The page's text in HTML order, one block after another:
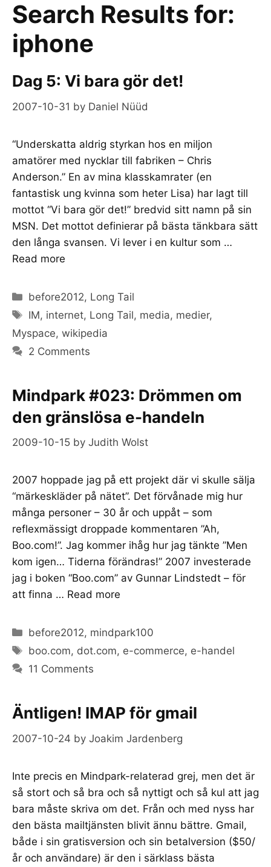
Search Results for:
iphone
Dag 5: Vi bara gör det!
2007-10-31 by Daniel Nüüd
“Underskatta aldrig styrkan hos en miljon
amatörer med nycklar till fabriken – Chris
Anderson.” En av mina klasskamrater (en
fantastisk ung kvinna som heter Lisa) har lagt till
mottot “Vi bara gör det!” bredvid sitt namn på sin
MSN. Det mottot definierar på bästa tänkbara sätt
den långa svansen. Vi lever i en kultur som …
Read more
Categories
before2012, Long Tail
Tags
IM, internet, Long Tail, media, medier,
Myspace, wikipedia
2 Comments
Mindpark #023: Drömmen om
den gränslösa e-handeln
2009-10-15 by Judith Wolst
2007 hoppade jag på ett projekt där vi skulle sälja
“märkeskläder på nätet”. Det förvånade mig hur
många personer – 30 år och uppåt – som
reflexmässigt droppade kommentaren ”Ah,
Boo.com!”. Jag kommer ihåg hur jag tänkte ”Men
kom igen… Tiderna förändras!” 2007 investerade
jag i boken “Boo.com” av Gunnar Lindstedt – för
att finna … Read more
Categories
before2012, mindpark100
Tags
boo.com, dot.com, e-commerce, e-handel
11 Comments
Äntligen! IMAP för gmail
2007-10-24 by Joakim Jardenberg
Inte precis en Mindpark-relaterad grej, men det är
så stort och så bra och så nyttigt och så kul att jag
bara måste skriva om det. Från och med nyss har
den bästa mailtjänsten blivit ännu bättre. Gmail,
både i sin gratisversion och sin betalversion ($50/
år och användare) är den i särklass bästa